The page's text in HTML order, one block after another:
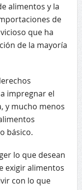
alimentos y la
de
que ha
de la mayoría
impregnar el
y mucho menos
básico.
lo que desean
exigir alimentos
con lo que